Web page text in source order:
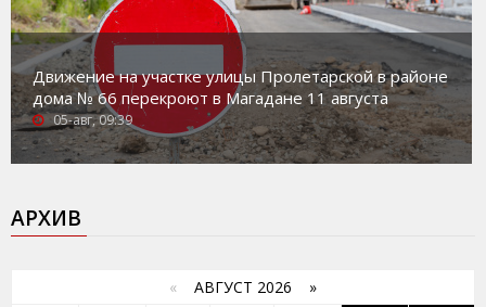
Движение на участке улицы Пролетарской в районе
дома № 66 перекроют в Магадане 11 августа
05-авг, 09:39
АРХИВ
« АВГУСТ 2026 »